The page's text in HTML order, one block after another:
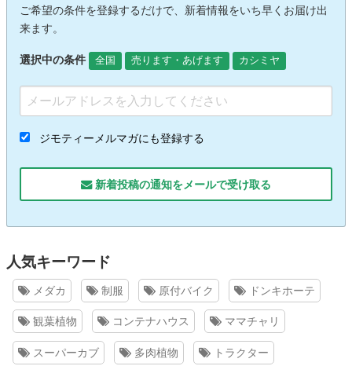
ご希望の条件を登録するだけで、新着情報をいち早くお届け出
来ます。
選択中の条件 全国 売ります・あげます カシミヤ
ジモティーメルマガにも登録する
新着投稿の通知をメールで受け取る
人気キーワード
メダカ 制服 原付バイク ドンキホーテ
観葉植物 コンテナハウス ママチャリ
スーパーカブ 多肉植物 トラクター